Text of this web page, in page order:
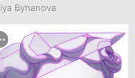
Byhanova